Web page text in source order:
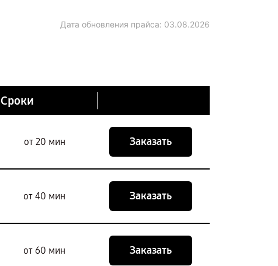
Дата обновления прайса: 03.08.2026
Сроки
от 20 мин Заказать
от 40 мин Заказать
от 60 мин Заказать